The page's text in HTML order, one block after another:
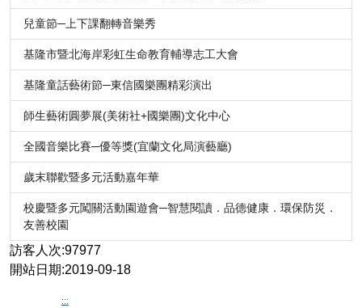
兒童節─上下課翻轉音樂秀
基隆市暨北海岸彩虹生命教育輔導志工大會
基隆童話藝術節─東信國樂團精彩演出
師生藝術圓夢展(美術社+國樂團)文化中心
全國音樂比賽─優等獎(宜蘭文化局演藝廳)
歲末聯歡暨多元活動嘉年華
校慶暨多元闖關活動園遊會─智慧閱讀．品德健康．環保防災．
友善校園
訪客人次:97977
開站日期:2019-09-18
:::